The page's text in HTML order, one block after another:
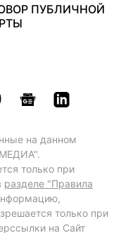
ПУБЛИЧНОЙ
на данном
только при
разделе "Правила
только при
на Сайт